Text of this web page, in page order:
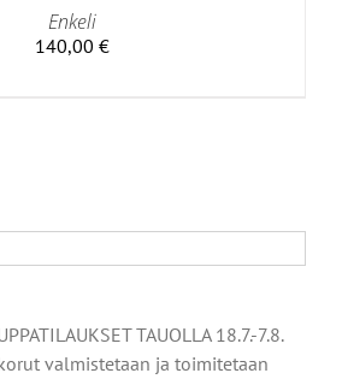
Enkeli
140,00 €
TAUOLLA 18.7.-7.8.
valmistetaan ja toimitetaan